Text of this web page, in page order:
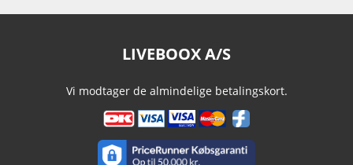
LIVEBOOX A/S
Vi modtager de almindelige betalingskort.